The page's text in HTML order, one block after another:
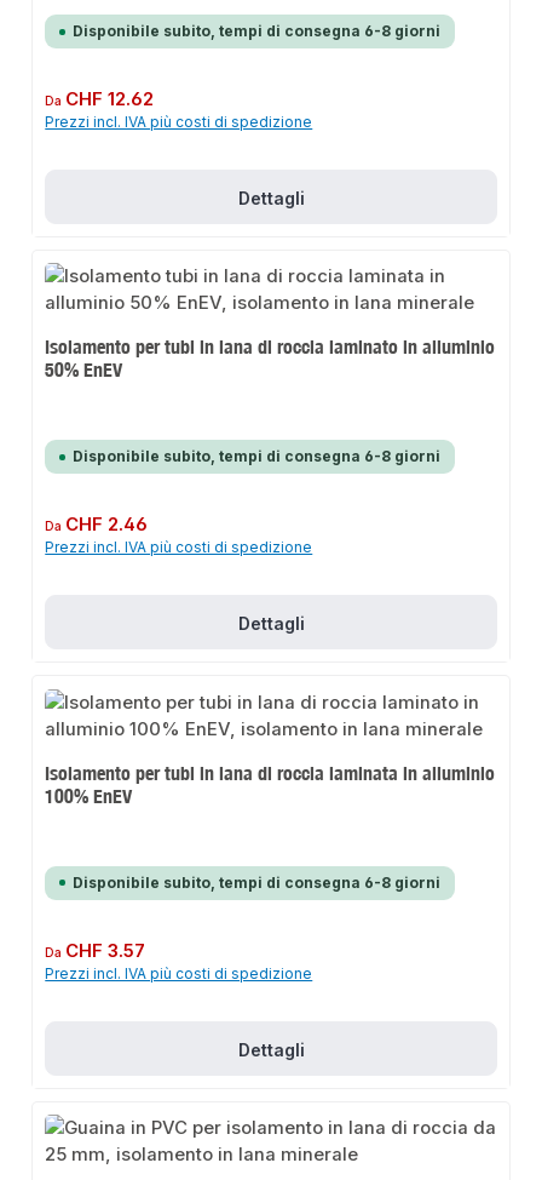
Disponibile subito, tempi di consegna 6-8 giorni
Prezzo normale:
Da CHF 12.62
Prezzi incl. IVA più costi di spedizione
Dettagli
Isolamento per tubi in lana di roccia laminato in alluminio
50% EnEV
Disponibile subito, tempi di consegna 6-8 giorni
Prezzo normale:
Da CHF 2.46
Prezzi incl. IVA più costi di spedizione
Dettagli
Isolamento per tubi in lana di roccia laminata in alluminio
100% EnEV
Disponibile subito, tempi di consegna 6-8 giorni
Prezzo normale:
Da CHF 3.57
Prezzi incl. IVA più costi di spedizione
Dettagli